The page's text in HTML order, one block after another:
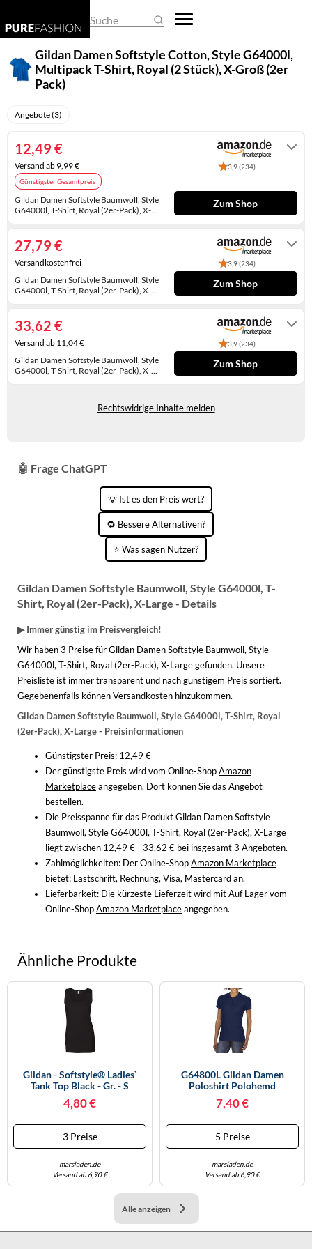
REGENSCHIRME
SCHLAFMASKEN
DAMEN-OVERALLS
DAMEN-SHIRTS
DAMENHOSEN
DAMENJACKEN & DAMENMÄNTEL
KLEIDER
RÖCKE
UMSTANDSMODE
HERREN-PULLOVER
HERREN-TRACHTENMODE
HERRENHOSEN
HERRENJACKEN & HERRENMÄNTEL
EHERINGE
KINDERSCHMUCK
OHRRINGE
PIERCINGS
RINGE
SCHMUCKAUFBEWAHRUNG
SCHMUCKKÄSTCHEN
BASKETBALLSCHUHE
DAMEN-HALBSCHUHE
HAUSSCHUHE
HERREN-HALBSCHUHE
HERREN-SANDALEN
HERREN-STIEFEL
HERRENSCHUHE
HOCHZEITSSCHUHE
KINDERSCHUHE
PANTOLETTEN
SANDALEN
SCHUHZUBEHÖR
TREKKINGSANDALEN
WINTERSCHUHE
BUSINESS- & LAPTOPTASCHEN
FEDERMÄPPCHEN
KOFFER
KULTURTASCHEN
PACKSÄCKE
RUCKSÄCKE
SCHULTASCHEN
SPORTTASCHEN
STRANDTASCHEN
ARMBANDUHREN
TASCHENUHREN
UHRENBEWEGER
Suche
Gildan Damen Softstyle Cotton, Style G64000l,
Multipack T-Shirt, Royal (2 Stück), X-Groß (2er
Pack)
Angebote (3)
Gildan Damen Softstyle Baumwoll, Style
G64000l, T-Shirt, Royal (2er-Pack), X-
3,9 (234)
Günstigster Gesamtpreis
12,49 €
Versand ab 9,99 €
Zum Shop
Gildan Damen Softstyle Baumwoll, Style
G64000l, T-Shirt, Royal (2er-Pack), X-
3,9 (234)
27,79 €
Versandkostenfrei
Zum Shop
Gildan Damen Softstyle Baumwoll, Style
G64000l, T-Shirt, Royal (2er-Pack), X-
3,9 (234)
33,62 €
Versand ab 11,04 €
Zum Shop
Rechtswidrige Inhalte melden
🤖 Frage ChatGPT
💡 Ist es den Preis wert?
🔁 Bessere Alternativen?
⭐ Was sagen Nutzer?
Gildan Damen Softstyle Baumwoll, Style G64000l, T-
Shirt, Royal (2er-Pack), X-Large - Details
▶ Immer günstig im Preisvergleich!
Wir haben 3 Preise für Gildan Damen Softstyle Baumwoll, Style
G64000l, T-Shirt, Royal (2er-Pack), X-Large gefunden. Unsere
Preisliste ist immer transparent und nach günstigem Preis sortiert.
Gegebenenfalls können Versandkosten hinzukommen.
Gildan Damen Softstyle Baumwoll, Style G64000l, T-Shirt, Royal
(2er-Pack), X-Large - Preisinformationen
Günstigster Preis: 12,49 €
Der günstigste Preis wird vom Online-ShopAmazon
Marketplaceangegeben. Dort können Sie das Angebot
bestellen.
Die Preisspanne für das Produkt Gildan Damen Softstyle
Baumwoll, Style G64000l, T-Shirt, Royal (2er-Pack), X-Large
liegt zwischen 12,49 € - 33,62 € bei insgesamt 3 Angeboten.
Zahlmöglichkeiten: Der Online-ShopAmazon Marketplace
bietet: Lastschrift, Rechnung, Visa, Mastercard an.
Lieferbarkeit: Die kürzeste Lieferzeit wird mit Auf Lager vom
Online-ShopAmazon Marketplaceangegeben.
Ähnliche Produkte
Gildan - Softstyle® Ladies`
Tank Top Black - Gr. - S
4,80 €
3 Preise
marsladen.de
Versand ab 6,90 €
G64800L Gildan Damen
Poloshirt Polohemd
Softstyle® Doppeltes Piqué
Polo Navy L
7,40 €
5 Preise
marsladen.de
Versand ab 6,90 €
Alle anzeigen